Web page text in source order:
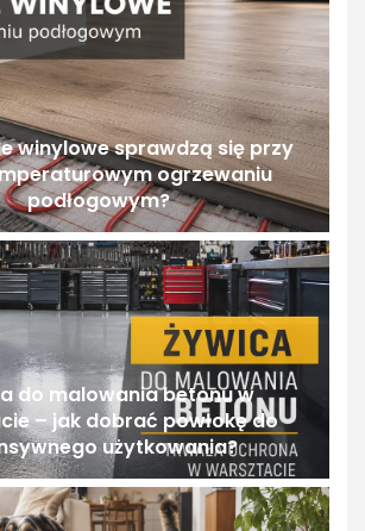
winylowe sprawdzą się przy
ogrzewaniu
podłogowym?
do malowania betonu w
– jak dobrać powłokę do
użytkowania?